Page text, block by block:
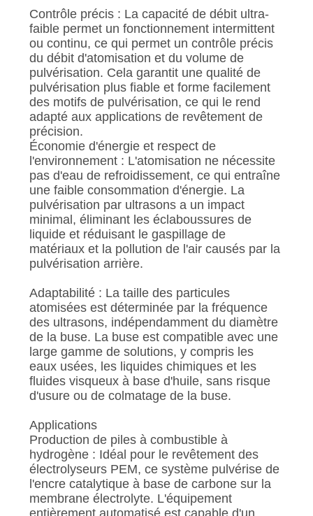
Contrôle précis : La capacité de débit ultra-
faible permet un fonctionnement intermittent
ou continu, ce qui permet un contrôle précis
du débit d'atomisation et du volume de
pulvérisation. Cela garantit une qualité de
pulvérisation plus fiable et forme facilement
des motifs de pulvérisation, ce qui le rend
adapté aux applications de revêtement de
précision.
Économie d'énergie et respect de
l'environnement : L'atomisation ne nécessite
pas d'eau de refroidissement, ce qui entraîne
une faible consommation d'énergie. La
pulvérisation par ultrasons a un impact
minimal, éliminant les éclaboussures de
liquide et réduisant le gaspillage de
matériaux et la pollution de l'air causés par la
pulvérisation arrière.
Adaptabilité : La taille des particules
atomisées est déterminée par la fréquence
des ultrasons, indépendamment du diamètre
de la buse. La buse est compatible avec une
large gamme de solutions, y compris les
eaux usées, les liquides chimiques et les
fluides visqueux à base d'huile, sans risque
d'usure ou de colmatage de la buse.
Applications
Production de piles à combustible à
hydrogène : Idéal pour le revêtement des
électrolyseurs PEM, ce système pulvérise de
l'encre catalytique à base de carbone sur la
membrane électrolyte. L'équipement